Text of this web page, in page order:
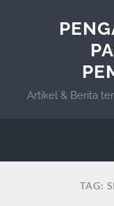
Artikel & Berita
TAG: